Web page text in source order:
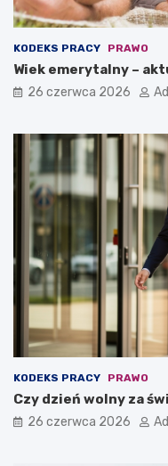
KODEKS PRACY PRAWO
Wiek emerytalny –
26 czerwca 2026
KODEKS PRACY PRAWO
Czy dzień wolny za
26 czerwca 2026